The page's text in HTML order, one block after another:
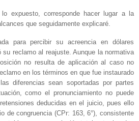
expuesto, corresponde hacer lugar a la
que seguidamente explicaré.
para percibir su acreencia en dólares
reclamo al reajuste. Aunque la normativa
no resulta de aplicación al caso no
en los términos en que fue instaurado
diferencias sean soportadas por partes
como el pronunciamiento no puede
deducidas en el juicio, pues ello
de congruencia (CPr: 163, 6°), consistente